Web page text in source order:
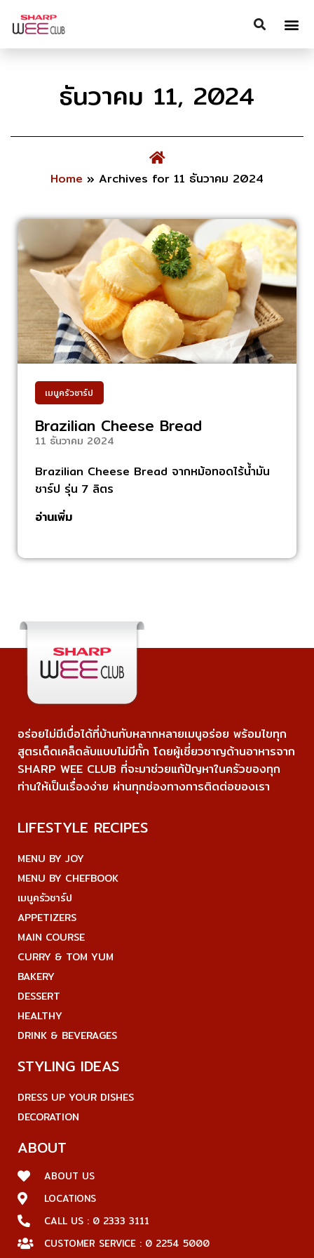
ธันวาคม 11, 2024
Home » Archives for 11 ธันวาคม 2024
เมนูครัวชาร์ป
Brazilian Cheese Bread
11 ธันวาคม 2024
Brazilian Cheese Bread จากหม้อทอดไร้น้ำมัน
ชาร์ป รุ่น 7 ลิตร
อ่านเพิ่ม
อร่อยไม่มีเบื่อได้ที่บ้านกับหลากหลายเมนูอร่อย พร้อมไขทุก
สูตรเด็ดเคล็ดลับแบบไม่มีกั๊ก โดยผู้เชี่ยวชาญด้านอาหารจาก
SHARP WEE CLUB ที่จะมาช่วยแก้ปัญหาในครัวของทุก
ท่านให้เป็นเรื่องง่าย ผ่านทุกช่องทางการติดต่อของเรา
LIFESTYLE RECIPES
MENU BY JOY
MENU BY CHEFBOOK
เมนูครัวชาร์ป
APPETIZERS
MAIN COURSE
CURRY & TOM YUM
BAKERY
DESSERT
HEALTHY
DRINK & BEVERAGES
STYLING IDEAS
DRESS UP YOUR DISHES
DECORATION
ABOUT
ABOUT US
LOCATIONS
CALL US : 0 2333 3111
CUSTOMER SERVICE : 0 2254 5000